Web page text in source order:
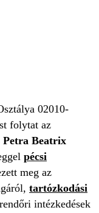
02010-
folytat az
Petra Beatrix
pécsi
meg az
tartózkodási
intézkedések